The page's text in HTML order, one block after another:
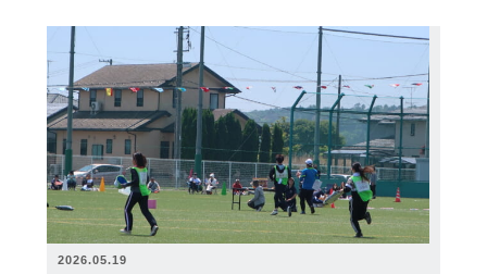
2026.05.19